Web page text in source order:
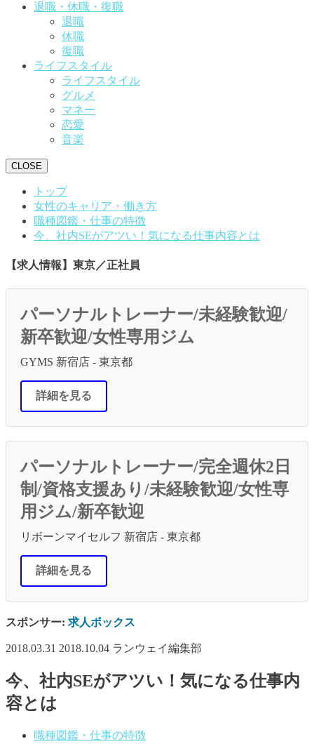
退職・休職・復職
退職
休職
復職
ライフスタイル
ライフスタイル
グルメ
マネー
恋愛
音楽
CLOSE
トップ
女性のキャリア・働き方
職種図鑑・仕事の特徴
今、社内SEがアツい！気になる仕事内容とは
【求人情報】東京／正社員
パーソナルトレーナー/未経験歓迎/
新卒歓迎/女性専用ジム
GYMS 新宿店 - 東京都
詳細を見る
パーソナルトレーナー/完全週休2日
制/資格支援あり/未経験歓迎/女性専
用ジム/新卒歓迎
リボーンマイセルフ 新宿店 - 東京都
詳細を見る
スポンサー: 求人ボックス
2018.03.31 2018.10.04 ランウェイ編集部
今、社内SEがアツい！気になる仕事内
容とは
職種図鑑・仕事の特徴